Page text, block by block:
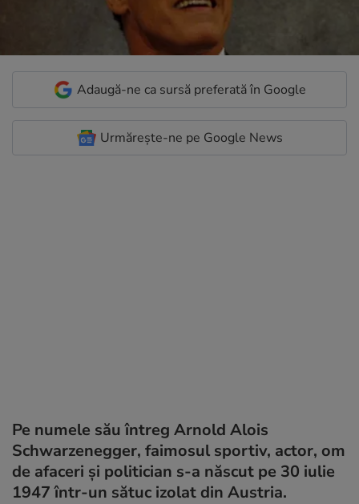
Adaugă-ne ca sursă preferată în Google
Urmărește-ne pe Google News
Pe numele său întreg Arnold Alois
Schwarzenegger, faimosul sportiv, actor, om
de afaceri şi politician s-a născut pe 30 iulie
1947 într-un sătuc izolat din Austria.